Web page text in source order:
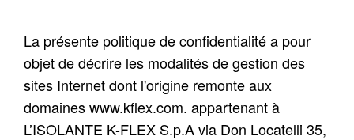
La présente politique de confidentialité a pour
objet de décrire les modalités de gestion des
sites Internet dont l'origine remonte aux
domaineswww.kflex.com. appartenant à
L’ISOLANTE K-FLEX S.p.A via Don Locatelli 35,